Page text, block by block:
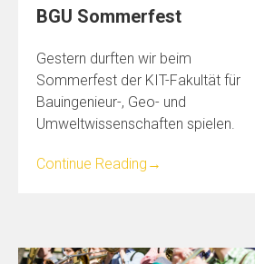
BGU Sommerfest
Gestern durften wir beim
Sommerfest der KIT-Fakultät für
Bauingenieur-, Geo- und
Umweltwissenschaften spielen.
Continue Reading →